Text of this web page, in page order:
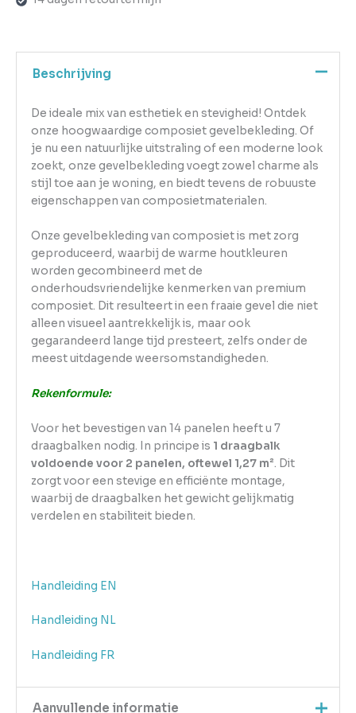
Beschrijving
De ideale mix van esthetiek en stevigheid! Ontdek
onze hoogwaardige composiet gevelbekleding. Of
je nu een natuurlijke uitstraling of een moderne look
zoekt, onze gevelbekleding voegt zowel charme als
stijl toe aan je woning, en biedt tevens de robuuste
eigenschappen van composietmaterialen.
Onze gevelbekleding van composiet is met zorg
geproduceerd, waarbij de warme houtkleuren
worden gecombineerd met de
onderhoudsvriendelijke kenmerken van premium
composiet. Dit resulteert in een fraaie gevel die niet
alleen visueel aantrekkelijk is, maar ook
gegarandeerd lange tijd presteert, zelfs onder de
meest uitdagende weersomstandigheden.
Rekenformule:
Voor het bevestigen van 14 panelen heeft u 7
draagbalken nodig. In principe is 1 draagbalk
voldoende voor 2 panelen, oftewel 1,27 m². Dit
zorgt voor een stevige en efficiënte montage,
waarbij de draagbalken het gewicht gelijkmatig
verdelen en stabiliteit bieden.
Handleiding EN
Handleiding NL
Handleiding FR
Aanvullende informatie